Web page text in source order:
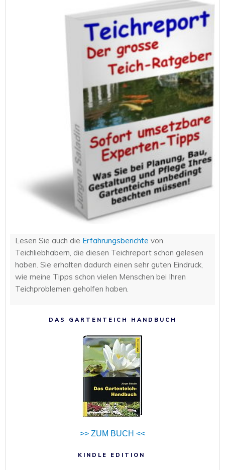
Lesen Sie auch die Erfahrungsberichte von
Teichliebhabern, die diesen Teichreport schon gelesen
haben. Sie erhalten dadurch einen sehr guten Eindruck,
wie meine Tipps schon vielen Menschen bei Ihren
Teichproblemen geholfen haben.
DAS GARTENTEICH HANDBUCH
>> ZUM BUCH <<
KINDLE EDITION